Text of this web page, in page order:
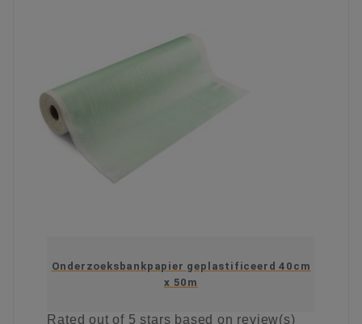
Onderzoeksbankpapier geplastificeerd 40cm
x 50m
Ratedout of 5 stars based on review(s)